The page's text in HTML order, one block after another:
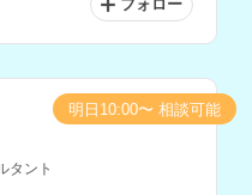
フォロー
タント
明日10:00〜 相談可能